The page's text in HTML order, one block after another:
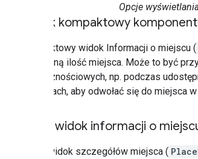
Opcje
Widok kompaktowy
Kompaktowy widok Informacji o miejscu (
minimalną ilość miejsca. Może to być
społecznościowych, np. podczas
w mediach, aby odwołać się do miejsca
Pełny widok informacji o
Pełny widok szczegółów miejsca (